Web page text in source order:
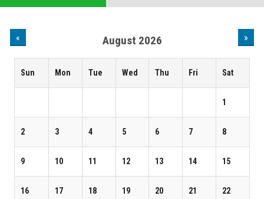
« August 2026 »
Sun Mon Tue Wed Thu Fri Sat
1
2 3 4 5 6 7 8
9 10 11 12 13 14 15
16 17 18 19 20 21 22